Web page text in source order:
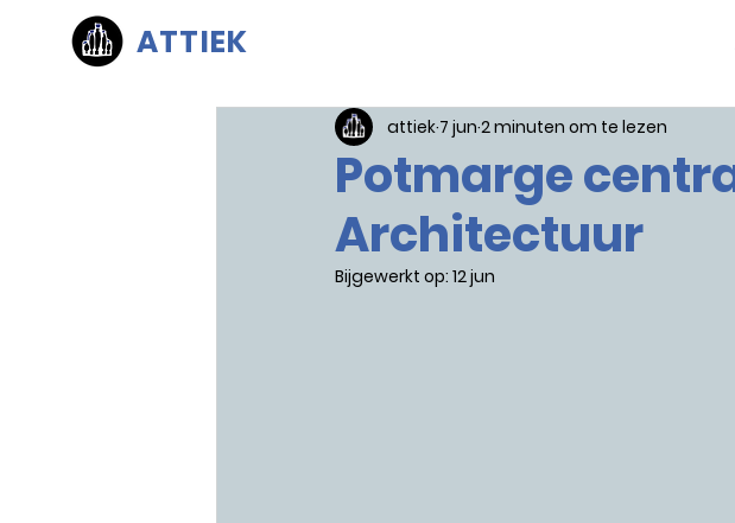
ATTIEK
Potmarge
Architectuur
attiek 7 jun 2 minuten om te lezen
Bijgewerkt op: 12 jun